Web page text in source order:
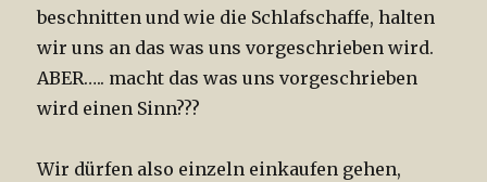
beschnitten und wie die Schlafschaffe, halten
wir uns an das was uns vorgeschrieben wird.
ABER….. macht das was uns vorgeschrieben
wird einen Sinn???
Wir dürfen also einzeln einkaufen gehen,